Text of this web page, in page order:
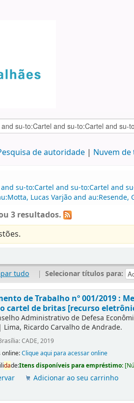
de autoridade Nuvem de
su-to:Cartel and su-to:Cartel and
Lucas Varjão and au:Resende,
3 resultados.
tudo | Selecionar títulos para:
de Trabalho nº 001/2019 :
cartel de britas [recurso
Administrativo de Defesa
| Lima, Ricardo Carvalho de Andrade.
CADE, 2019
online:Clique aqui para acessar online
dade:Itens disponíveis para empréstimo: [
Adicionar ao seu carrinho